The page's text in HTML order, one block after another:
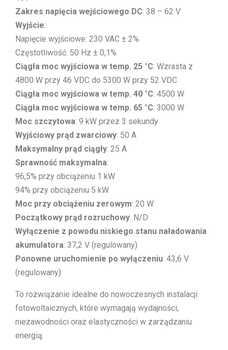
Zakres napięcia wejściowego DC: 38 – 62 V
Wyjście:
Napięcie wyjściowe: 230 VAC ± 2%
Częstotliwość: 50 Hz ± 0,1%
Ciągła moc wyjściowa w temp. 25 °C: Wzrasta z
4800 W przy 46 VDC do 5300 W przy 52 VDC
Ciągła moc wyjściowa w temp. 40 °C: 4500 W
Ciągła moc wyjściowa w temp. 65 °C: 3000 W
Moc szczytowa: 9 kW przez 3 sekundy
Wyjściowy prąd zwarciowy: 50 A
Maksymalny prąd ciągły: 25 A
Sprawność maksymalna:
96,5% przy obciążeniu 1 kW
94% przy obciążeniu 5 kW
Moc przy obciążeniu zerowym: 20 W
Początkowy prąd rozruchowy: N/D
Wyłączenie z powodu niskiego stanu naładowania
akumulatora: 37,2 V (regulowany)
Ponowne uruchomienie po wyłączeniu: 43,6 V
(regulowany)
To rozwiązanie idealne do nowoczesnych instalacji
fotowoltaicznych, które wymagają wydajności,
niezawodności oraz elastyczności w zarządzaniu
energią.